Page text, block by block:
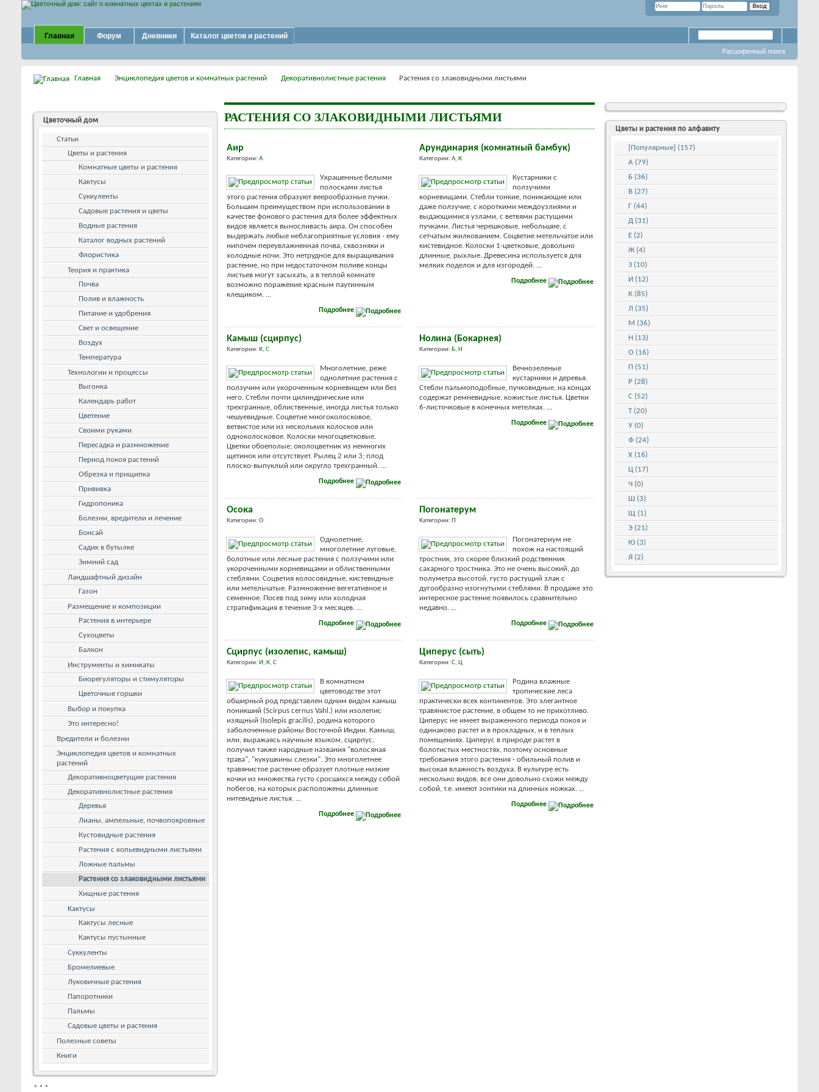
Главная Форум Дневники Каталог цветов и растений
Расширенный поиск
Главная Энциклопедия цветов и комнатных растений Декоративнолистные растения Растения со злаковидными листьями
РАСТЕНИЯ СО ЗЛАКОВИДНЫМИ ЛИСТЬЯМИ
Аир
Категории: А
Украшенные белыми
полосками листья
этого растения образуют веерообразные пучки.
Большим преимуществом при использовании в
качестве фонового растения для более эффектных
видов является выносливасть аира. Он способен
выдержать любые неблагоприятные условия - ему
нипочем переувлажненная почва, сквозняки и
холодные ночи. Это нетрудное для выращивания
растение, но при недостаточном поливе концы
листьев могут засыхать, а в теплой комнате
возможно поражение красным паутинным
клещиком. ...
Подробнее
Арундинария (комнатный бамбук)
Категории: А, К
Кустарники с
ползучими
корневищами. Стебли тонкие, поникающие или
даже ползучие, с короткими междоузлиями и
выдающимися узлами, с ветвями растущими
пучками. Листья черешковые, небольшие, с
сетчатым жилкованием. Соцветие метельчатое или
кистевидное. Колоски 1-цветковые, довольно
длинные, рыхлые. Древесина используется для
мелких поделок и для изгородей. ...
Подробнее
Камыш (сцирпус)
Категории: К, С
Многолетние, реже
однолетние растения с
ползучим или укороченным корневищем или без
него. Стебли почти цилиндрические или
трехгранные, облиственные, иногда листья только
чешуевидные. Соцветие многоколосковое,
ветвистое или из нескольких колосков или
одноколосковое. Колоски многоцветковые.
Цветки обоеполые; околоцветник из немногих
щетинок или отсутствует. Рылец 2 или 3; плод
плоско-выпуклый или округло трехгранный. ...
Подробнее
Нолина (Бокарнея)
Категории: Б, Н
Вечнозеленые
кустарники и деревья.
Стебли пальмоподобные, пучковидные, на концах
содержат ремневидные, кожистые листья. Цветки
6-листочковые в конечных метелках. ...
Подробнее
Осока
Категории: О
Однолетние,
многолетние луговые,
болотные или лесные растения с ползучими или
укороченными корневищами и облиственными
стеблями. Соцветия колосовидные, кистевидные
или метельчатые. Размножение вегетативное и
семенное. Посев под зиму или холодная
стратификация в течение 3-х месяцев. ...
Подробнее
Погонатерум
Категории: П
Погонатериум не
похож на настоящий
тростник, это скорее близкий родственник
сахарного тростника. Это не очень высокий, до
полуметра высотой, густо растущий злак с
дугообразно изогнутыми стеблями. В продаже это
интересное растение появилось сравнительно
недавно. ...
Подробнее
Сцирпус (изолепис, камыш)
Категории: И, К, С
В комнатном
цветоводстве этот
обширный род представлен одним видом камыш
поникший (Scirpus сеrnus Vahl.) или изолепис
изящный (Isolepis gracilis), родина которого
заболоченные районы Восточной Индии. Камыш,
или, выражаясь научным языком, сцирпус,
получил также народные названия "волосяная
трава", "кукушкины слезки". Это многолетнее
травянистое растение образует плотные низкие
кочки из множества густо сросшихся между собой
побегов, на которых расположены длинные
нитевидные листья. ...
Подробнее
Циперус (сыть)
Категории: С, Ц
Родина влажные
тропические леса
практически всех континентов. Это элегантное
травянистое растение, в общем то не прихотливо.
Циперус не имеет выраженного периода покоя и
одинаково растет и в прохладных, и в теплых
помещениях. Циперус в природе растет в
болотистых местностях, поэтому основные
требования этого растения - обильный полив и
высокая влажность воздуха. В культуре есть
несколько видов, все они довольно схожи между
собой, т.е. имеют зонтики на длинных ножках. ...
Подробнее
Цветы и растения по алфавиту
[Популярные] (157)
А (79)
Б (36)
В (27)
Г (44)
Д (31)
Е (2)
Ж (4)
З (10)
И (12)
К (85)
Л (35)
М (36)
Н (13)
О (16)
П (51)
Р (28)
С (52)
Т (20)
У (0)
Ф (24)
Х (16)
Ц (17)
Ч (0)
Ш (3)
Щ (1)
Э (21)
Ю (3)
Я (2)
Цветочный дом
Статьи
Цветы и растения
Комнатные цветы и растения
Кактусы
Суккуленты
Садовые растения и цветы
Водные растения
Каталог водных растений
Флористика
Теория и практика
Почва
Полив и влажность
Питание и удобрения
Свет и освещение
Воздух
Температура
Технологии и процессы
Выгонка
Календарь работ
Цветение
Своими руками
Пересадка и размножение
Период покоя растений
Обрезка и прищипка
Прививка
Гидропоника
Болезни, вредители и лечение
Бонсай
Садик в бутылке
Зимний сад
Ландшафтный дизайн
Газон
Размещение и композиции
Растения в интерьере
Сухоцветы
Балкон
Инструменты и химикаты
Биорегуляторы и стимуляторы
Цветочные горшки
Выбор и покупка
Это интересно!
Вредители и болезни
Энциклопедия цветов и комнатных
растений
Декоративноцветущие растения
Декоративнолистные растения
Деревья
Лианы, ампельные, почвопокровные
Кустовидные растения
Растения с копьевидными листьями
Ложные пальмы
Растения со злаковидными листьями
Хищные растения
Кактусы
Кактусы лесные
Кактусы пустынные
Суккуленты
Бромелиевые
Луковичные растения
Папоротники
Пальмы
Садовые цветы и растения
Полезные советы
Книги
* * *